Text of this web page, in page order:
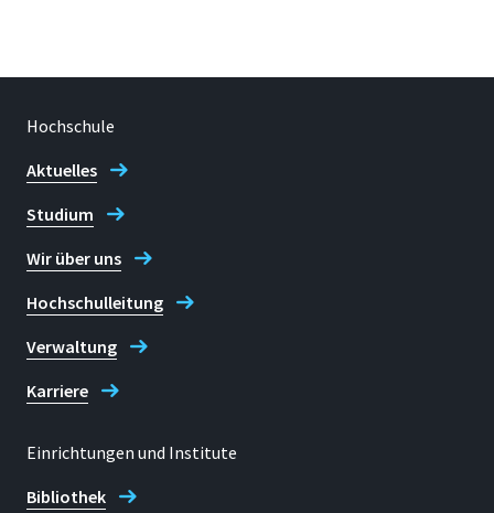
Hochschule
Aktuelles
Studium
Wir über uns
Hochschulleitung
Verwaltung
Karriere
Einrichtungen und Institute
Bibliothek